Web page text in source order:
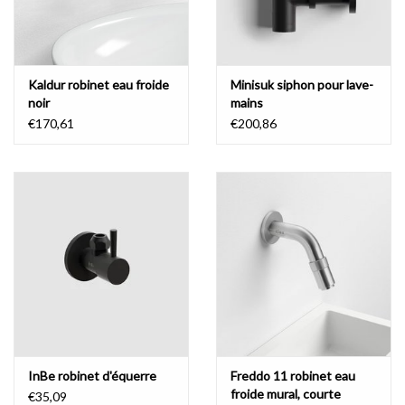
est très facile à entretenir. La
donne à votre
toilette un accent fort et contemporain. Le lave-mains Flush 3
peut, bien sûr, être également obtenu dans le modieuse marbre
minéral et aluite.Lemarbre minéral
est un matériau composite
blanc brillant qui combine la facilité d'entretien de la céramique
avec un design lisse et angles droits.
Aluiteest un matériau
siphon spécial pour lave-mains
Clou a conçu un siphon spécial Minisuk pour lave-mains Flush, dans
une plus petite taille afin de renforcer la nature compacte et de
La cuvette des
toilettes reste donc parfaitement équilibrée.
Kaldur robinet eau froide
noir
€170,61
Minisuk siphon pour lave-
mains
€200,86
InBe robinet d'équerre
€35,09
Freddo 11 robinet eau
froide mural, courte